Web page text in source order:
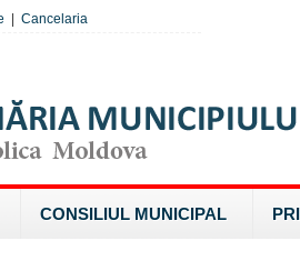
Cancelaria
CONSILIUL MUNICIPAL